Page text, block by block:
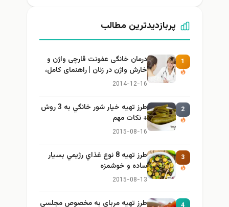
پربازدیدترین مطالب
1
درمان خانگی عفونت قارچی واژن و
خارش واژن در زنان | راهنمای کامل،
ایمن و کاربردی
2014-12-16
2
طرز تهيه خیار شور خانگي به 3 روش
+ نكات مهم
2015-08-16
3
طرز تهيه 8 نوع غذاي رژيمي بسيار
ساده و خوشمزه
2015-08-13
طرز تهيه مرباي به مخصوص مجلسي